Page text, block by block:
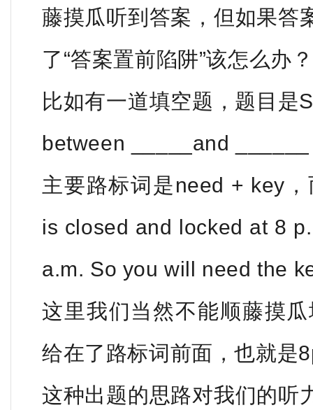
藤摸瓜听到答案，但如果答
了“答案置前陷阱”该怎么办？
比如有一道填空题，题目
between _____and
主要路标词是need + key
is closed and locked at 8
a.m. So you will need the
这里我们当然不能顺藤摸
给在了路标词前面，也就是
这种出题的思路对我们的听